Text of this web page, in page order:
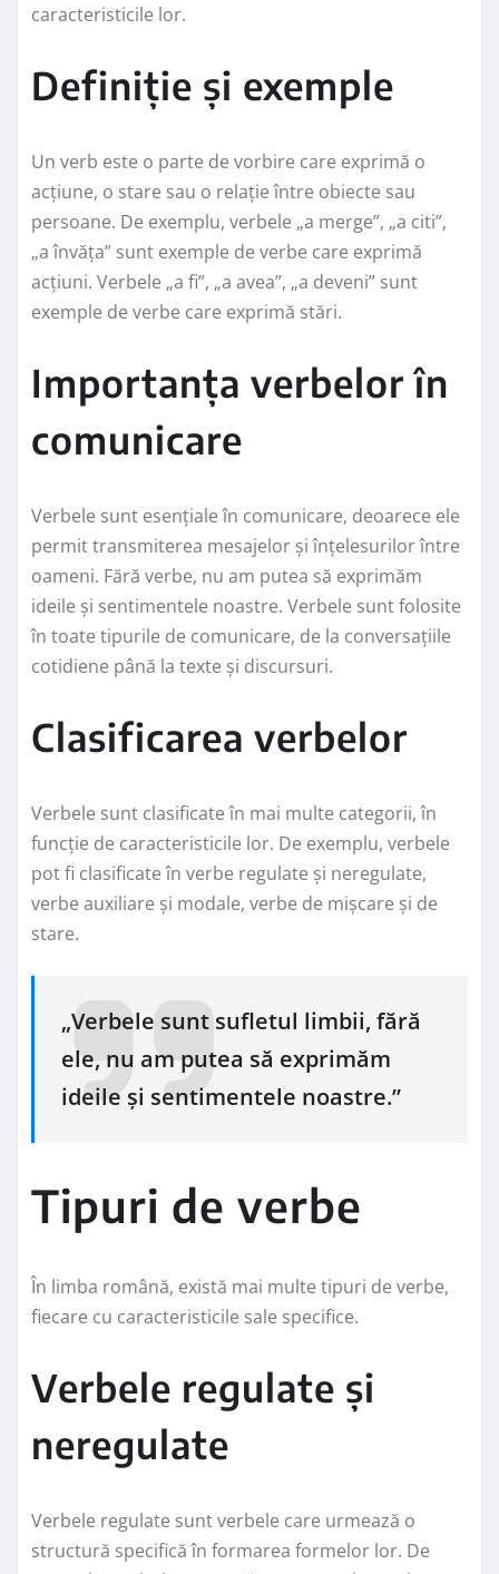
caracteristicile lor.
Definiție și exemple
Un verb este o parte de vorbire care exprimă o
acțiune, o stare sau o relație între obiecte sau
persoane. De exemplu, verbele „a merge”, „a citi”,
„a învăța” sunt exemple de verbe care exprimă
acțiuni. Verbele „a fi”, „a avea”, „a deveni” sunt
exemple de verbe care exprimă stări.
Importanța verbelor în
comunicare
Verbele sunt esențiale în comunicare, deoarece ele
permit transmiterea mesajelor și înțelesurilor între
oameni. Fără verbe, nu am putea să exprimăm
ideile și sentimentele noastre. Verbele sunt folosite
în toate tipurile de comunicare, de la conversațiile
cotidiene până la texte și discursuri.
Clasificarea verbelor
Verbele sunt clasificate în mai multe categorii, în
funcție de caracteristicile lor. De exemplu, verbele
pot fi clasificate în verbe regulate și neregulate,
verbe auxiliare și modale, verbe de mișcare și de
stare.
„Verbele sunt sufletul limbii, fără
ele, nu am putea să exprimăm
ideile și sentimentele noastre.”
Tipuri de verbe
În limba română, există mai multe tipuri de verbe,
fiecare cu caracteristicile sale specifice.
Verbele regulate și
neregulate
Verbele regulate sunt verbele care urmează o
structură specifică în formarea formelor lor. De